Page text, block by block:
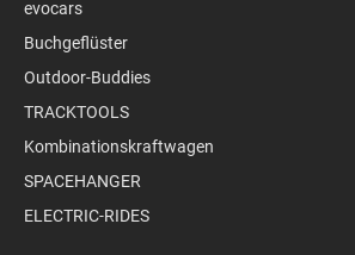
evocars
Buchgeflüster
Outdoor-Buddies
TRACKTOOLS
Kombinationskraftwagen
SPACEHANGER
ELECTRIC-RIDES